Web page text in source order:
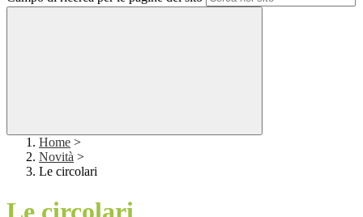
Home >
Novità >
Le circolari
Le circolari